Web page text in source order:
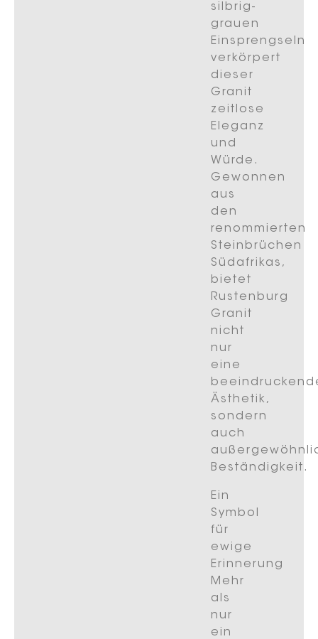
silbrig-
grauen
Einsprengseln
verkörpert
dieser
Granit
zeitlose
Eleganz
und
Würde.
Gewonnen
aus
den
renommierten
Steinbrüchen
Südafrikas,
bietet
Rustenburg
Granit
nicht
nur
eine
Ästhetik,
sondern
auch
Beständigkeit.
Ein
Symbol
für
ewige
Erinnerung
Mehr
als
nur
ein